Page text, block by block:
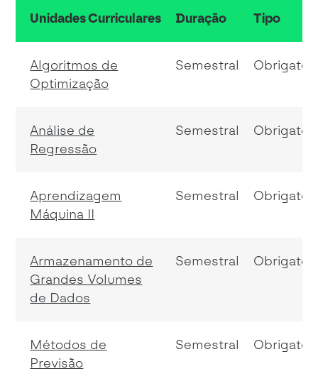
resumo do conteudo da tabela
Unidades Curriculares Duração Tipo
Algoritmos de
Optimização
Semestral
Análise de
Regressão
Semestral
Aprendizagem
Máquina II
Semestral
Armazenamento de
Grandes Volumes
de Dados
Semestral
Métodos de
Previsão
Semestral